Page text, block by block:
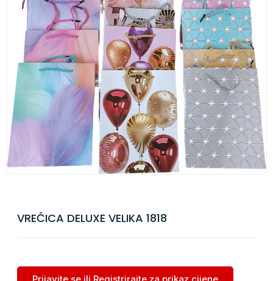
VREĆICA DELUXE VELIKA 1818